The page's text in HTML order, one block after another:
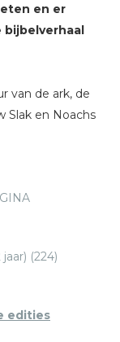
en er
van de ark, de
Slak en Noachs
toch
vol humor en
in
(224)
edities